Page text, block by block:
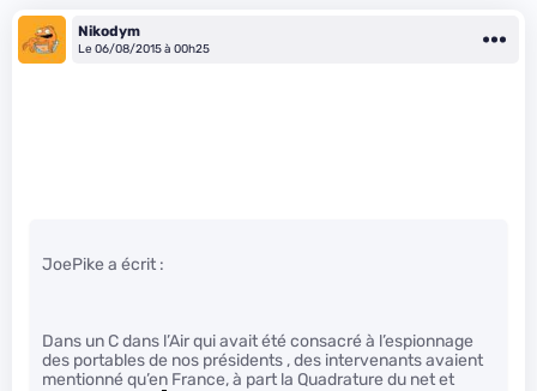
Nikodym
Le 06/08/2015 à 00h25
JoePike a écrit :
Dans un C dans l’Air qui avait été consacré à l’espionnage
des portables de nos présidents , des intervenants avaient
mentionné qu’en France, à part la Quadrature du net et